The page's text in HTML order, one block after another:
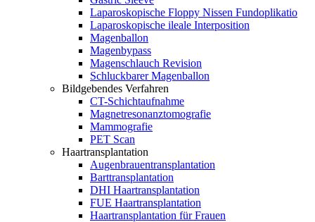
Laparoskopische Floppy Nissen Fundoplikatio
Laparoskopische ileale Interposition
Magenballon
Magenbypass
Magenschlauch Revision
Schluckbarer Magenballon
Bildgebendes Verfahren
CT-Schichtaufnahme
Magnetresonanztomografie
Mammografie
PET Scan
Haartransplantation
Augenbrauentransplantation
Barttransplantation
DHI Haartransplantation
FUE Haartransplantation
Haartransplantation für Frauen